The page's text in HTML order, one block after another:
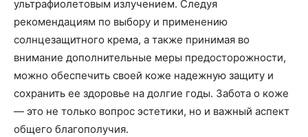
ультрафиолетовым излучением. Следуя
рекомендациям по выбору и применению
солнцезащитного крема, а также принимая во
внимание дополнительные меры предосторожности,
можно обеспечить своей коже надежную защиту и
сохранить ее здоровье на долгие годы. Забота о коже
— это не только вопрос эстетики, но и важный аспект
общего благополучия.